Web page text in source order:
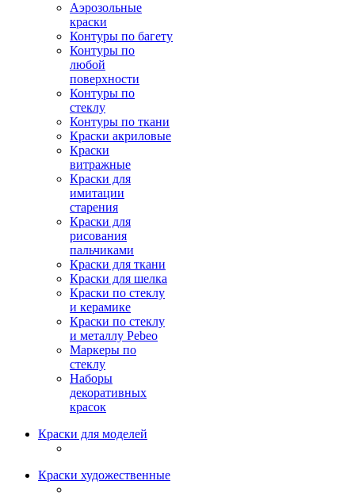
Аэрозольные
краски
Контуры по багету
Контуры по
любой
поверхности
Контуры по
стеклу
Контуры по ткани
Краски акриловые
Краски
витражные
Краски для
имитации
старения
Краски для
рисования
пальчиками
Краски для ткани
Краски для шелка
Краски по стеклу
и керамике
Краски по стеклу
и металлу Pebeo
Маркеры по
стеклу
Наборы
декоративных
красок
Краски для моделей
Краски художественные